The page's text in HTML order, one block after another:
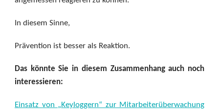
In diesem Sinne,
Prävention ist besser als Reaktion.
Das könnte Sie in diesem Zusammenhang auch noch
interessieren:
Einsatz von „Keyloggern“ zur Mitarbeiterüberwachung